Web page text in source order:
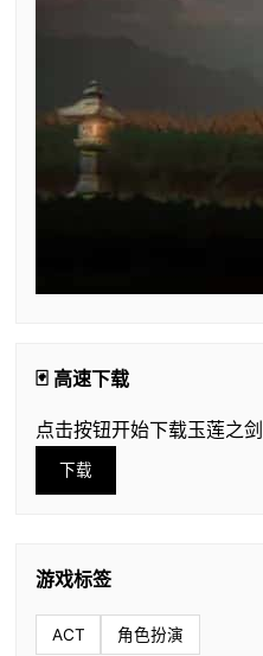
🃏 高速下载
点击按钮开始下载玉莲之剑
下载
游戏标签
ACT 角色扮演